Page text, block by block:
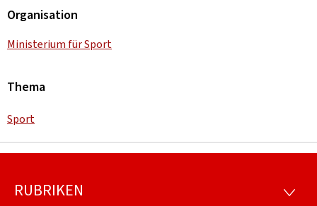
Organisation
Ministerium für Sport
Thema
Sport
Footer
RUBRIKEN